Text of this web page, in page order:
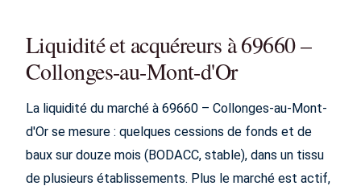
Liquidité et acquéreurs à 69660 –
Collonges-au-Mont-d'Or
La liquidité du marché à 69660 – Collonges-au-Mont-
d'Or se mesure : quelques cessions de fonds et de
baux sur douze mois (BODACC, stable), dans un tissu
de plusieurs établissements. Plus le marché est actif,